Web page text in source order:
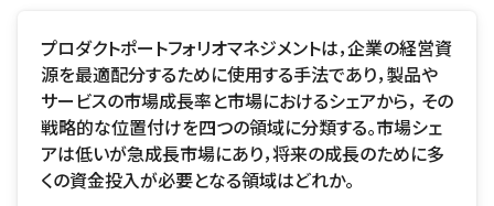
プロダクトポートフォリオマネジメントは，企業の経営資
源を最適配分するために使用する手法であり，製品や
サービスの市場成長率と市場におけるシェアから， その
戦略的な位置付けを四つの領域に分類する。市場シェ
アは低いが急成長市場にあり，将来の成長のために多
くの資金投入が必要となる領域はどれか。